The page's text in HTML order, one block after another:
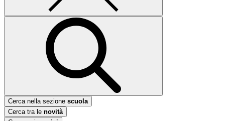
Cerca nella sezione scuola
Cerca tra le novità